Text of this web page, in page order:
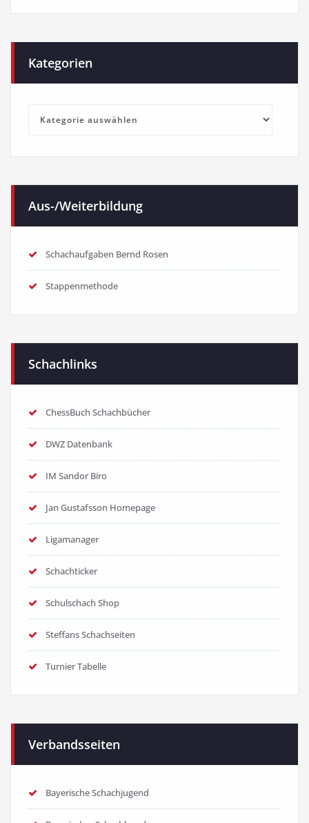
Kategorien
Kategorien
Aus-/Weiterbildung
Schachaufgaben Bernd Rosen
Stappenmethode
Schachlinks
ChessBuch Schachbücher
DWZ Datenbank
IM Sandor Biro
Jan Gustafsson Homepage
Ligamanager
Schachticker
Schulschach Shop
Steffans Schachseiten
Turnier Tabelle
Verbandsseiten
Bayerische Schachjugend